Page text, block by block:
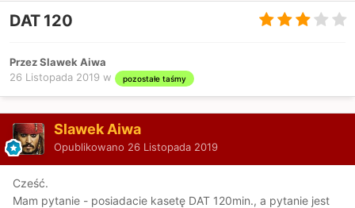
DAT 120
Przez Slawek Aiwa
26 Listopada 2019 w pozostałe taśmy
Slawek Aiwa
Opublikowano 26 Listopada 2019
Cześć.
Mam pytanie - posiadacie kasetę DAT 120min., a pytanie jest